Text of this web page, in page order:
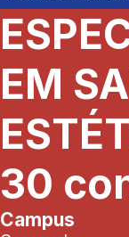
EM
30
Campus